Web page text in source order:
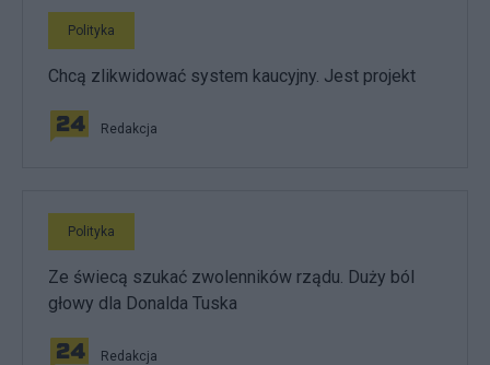
Polityka
Chcą zlikwidować system kaucyjny. Jest projekt
Redakcja
Polityka
Ze świecą szukać zwolenników rządu. Duży ból
głowy dla Donalda Tuska
Redakcja